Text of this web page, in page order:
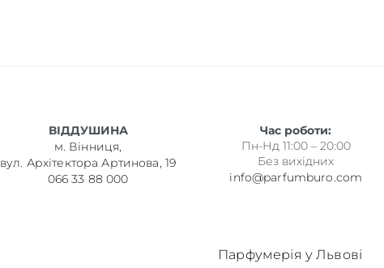
ВІДДУШИНА
м. Вінниця,
вул. Архітектора Артинова, 19
066 33 88 000
Час роботи:
Пн-Нд 11:00 – 20:00
Без вихідних
info@parfumburo.com
Парфумерія у Львові